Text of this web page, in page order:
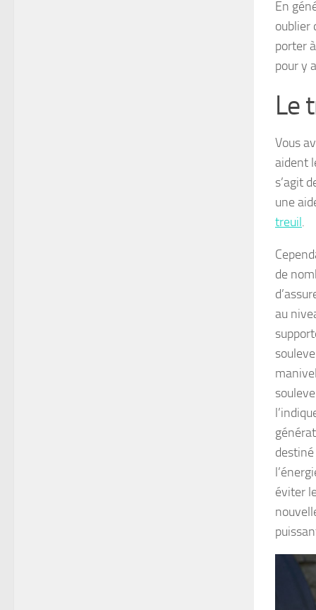
En
oublier
porter
pour y
Le
Vous
aident
s’agit
une
treuil.
de
au
éviter